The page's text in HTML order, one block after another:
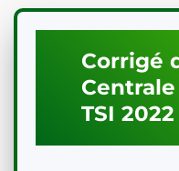
Corrigé
Centrale
TSI 2022